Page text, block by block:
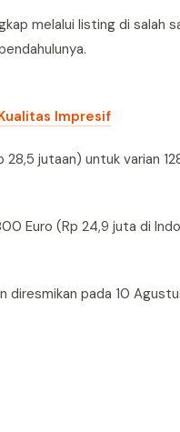
melalui listing di salah
Impresif
jutaan) untuk varian
Euro (Rp 24,9 juta di
diresmikan pada 10